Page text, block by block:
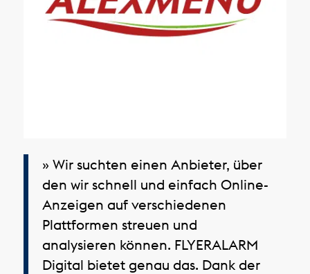
» Wir suchten einen Anbieter, über
den wir schnell und einfach Online-
Anzeigen auf verschiedenen
Plattformen streuen und
analysieren können. FLYERALARM
Digital bietet genau das. Dank der